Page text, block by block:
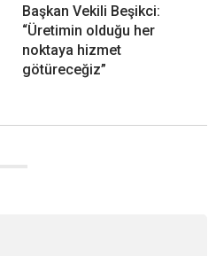
Başkan Vekili Beşikci:
“Üretimin olduğu her
noktaya hizmet
götüreceğiz”